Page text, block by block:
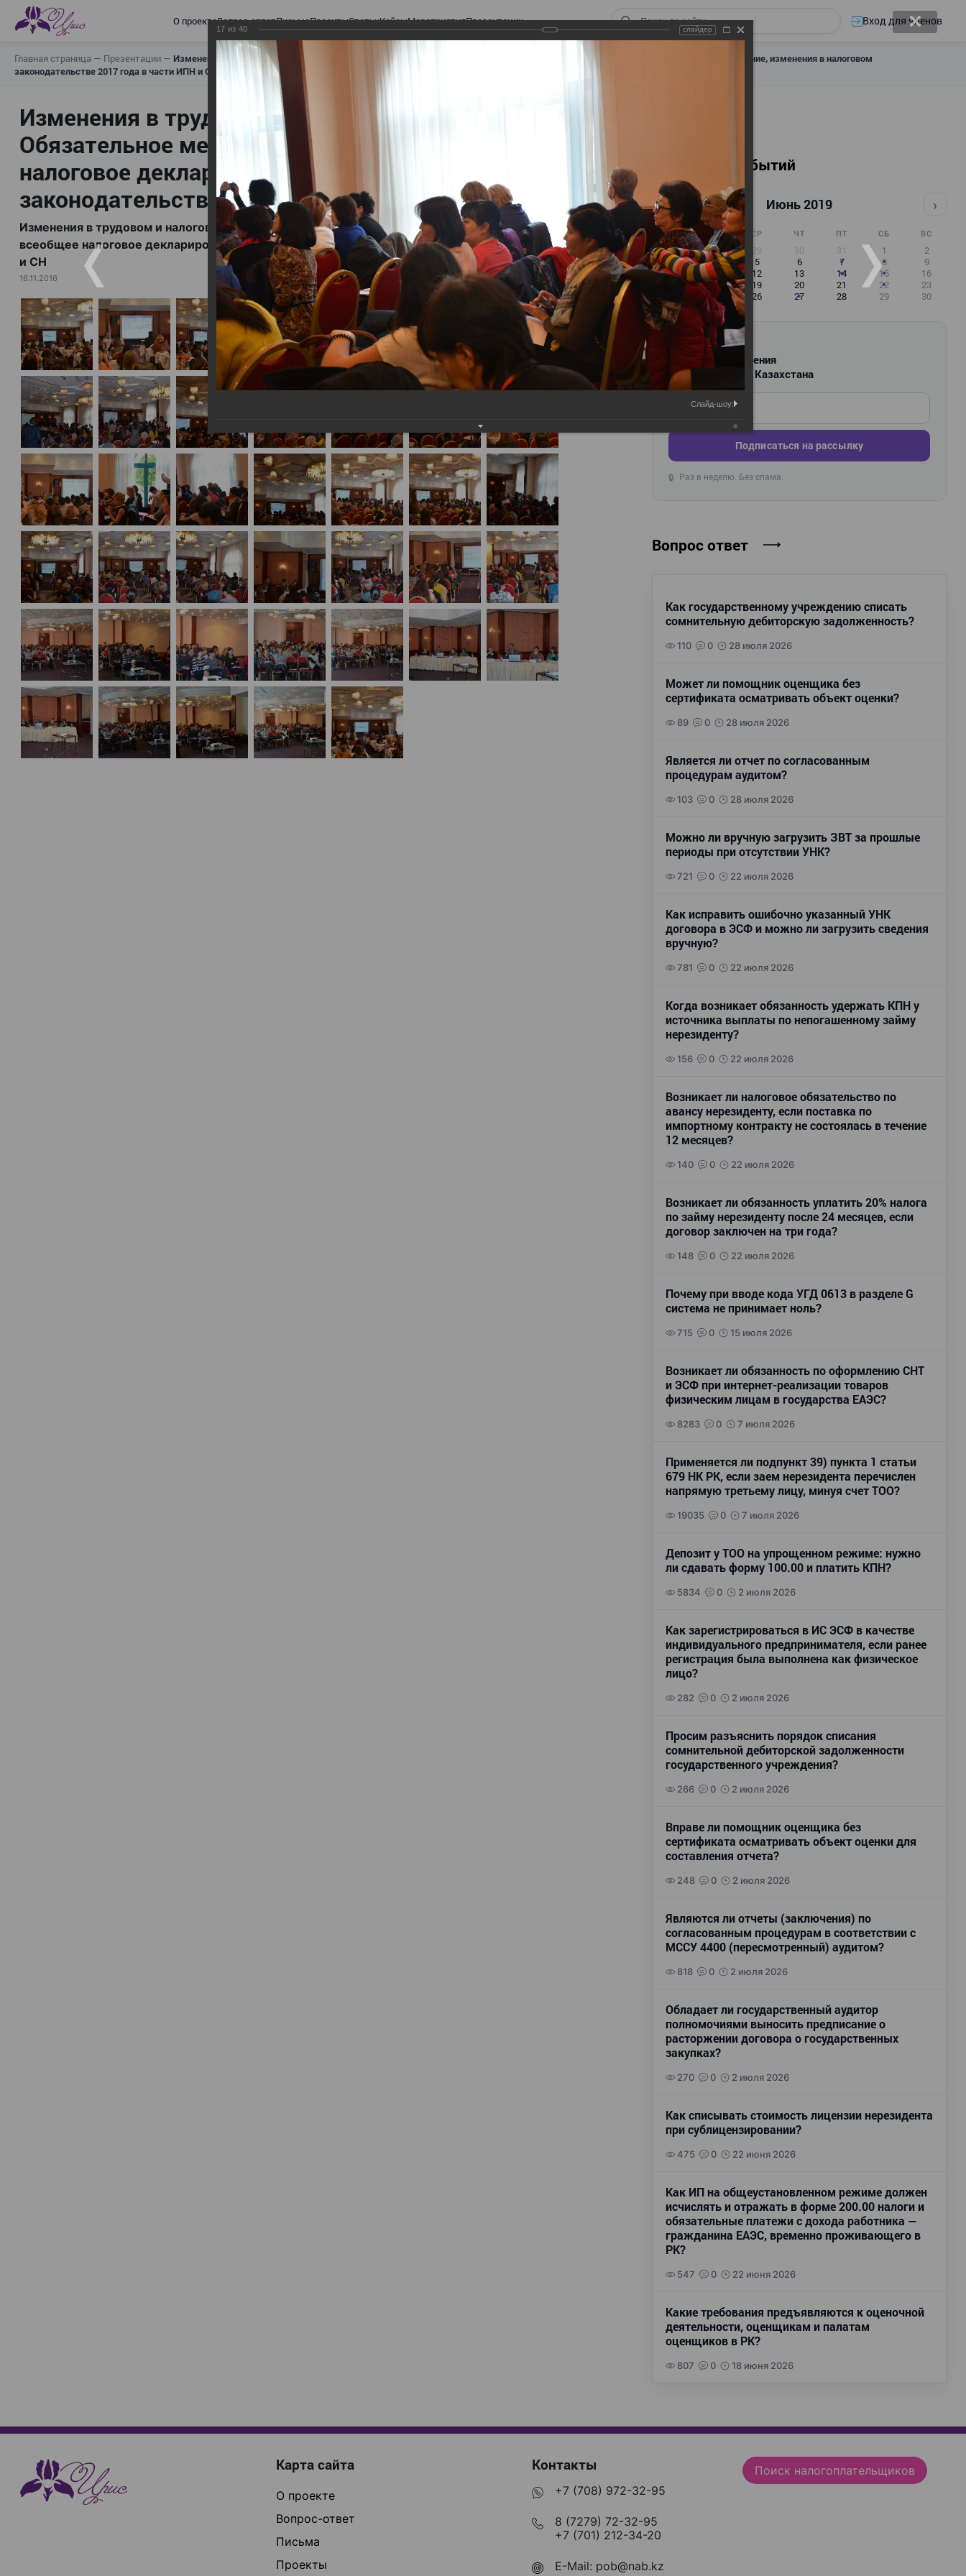
О проектеВопрос-ответПисьмаПроектыСтатьиКейсыМероприятияПрезентации Вход для членов
Главная страница — Презентации — Изменения в трудовом и налоговом законодательстве: Обязательное медицинское страхование, всеобщее налоговое декларирование, изменения в налоговом
законодательстве 2017 года в части ИПН и СН
Изменения в трудовом и налоговом законодательстве:
Обязательное медицинское страхование, всеобщее
налоговое декларирование, изменения в налоговом
законодательстве 2017 года в части ИПН и СН
Изменения в трудовом и налоговом законодательстве: Обязательное медицинское страхование,
всеобщее налоговое декларирование, изменения в налоговом законодательстве 2017 года в части ИПН
и СН
16.11.2016
Календарь событий
‹ Июнь 2019 ›
ПН ВТ СР ЧТ ПТ СБ ВС
27 28 29 30 31 1
2
3
4 5 6 7 8
9
10
11 12 13 14 15
16
18 19 20 21 22
23
25 26 27 28 29 30
РАССЫЛКА
Новости и изменения
для бухгалтеров Казахстана
Введите ваш e-mail
Подписаться на рассылку
🔒 Раз в неделю. Без спама.
Вопрос ответ
Как государственному учреждению списать
сомнительную дебиторскую задолженность?
110 0 28 июля 2026
Может ли помощник оценщика без
сертификата осматривать объект оценки?
89 0 28 июля 2026
Является ли отчет по согласованным
процедурам аудитом?
103 0 28 июля 2026
Можно ли вручную загрузить ЗВТ за прошлые
периоды при отсутствии УНК?
721 0 22 июля 2026
Как исправить ошибочно указанный УНК
договора в ЭСФ и можно ли загрузить сведения
вручную?
781 0 22 июля 2026
Когда возникает обязанность удержать КПН у
источника выплаты по непогашенному займу
нерезиденту?
156 0 22 июля 2026
Возникает ли налоговое обязательство по
авансу нерезиденту, если поставка по
импортному контракту не состоялась в течение
12 месяцев?
140 0 22 июля 2026
Возникает ли обязанность уплатить 20% налога
по займу нерезиденту после 24 месяцев, если
договор заключен на три года?
148 0 22 июля 2026
Почему при вводе кода УГД 0613 в разделе G
система не принимает ноль?
715 0 15 июля 2026
Возникает ли обязанность по оформлению СНТ
и ЭСФ при интернет-реализации товаров
физическим лицам в государства ЕАЭС?
8283 0 7 июля 2026
Применяется ли подпункт 39) пункта 1 статьи
679 НК РК, если заем нерезидента перечислен
напрямую третьему лицу, минуя счет ТОО?
19035 0 7 июля 2026
Депозит у ТОО на упрощенном режиме: нужно
ли сдавать форму 100.00 и платить КПН?
5834 0 2 июля 2026
Как зарегистрироваться в ИС ЭСФ в качестве
индивидуального предпринимателя, если ранее
регистрация была выполнена как физическое
лицо?
282 0 2 июля 2026
Просим разъяснить порядок списания
сомнительной дебиторской задолженности
государственного учреждения?
266 0 2 июля 2026
Вправе ли помощник оценщика без
сертификата осматривать объект оценки для
составления отчета?
248 0 2 июля 2026
Являются ли отчеты (заключения) по
согласованным процедурам в соответствии с
МССУ 4400 (пересмотренный) аудитом?
818 0 2 июля 2026
Обладает ли государственный аудитор
полномочиями выносить предписание о
расторжении договора о государственных
закупках?
270 0 2 июля 2026
Как списывать стоимость лицензии нерезидента
при сублицензировании?
475 0 22 июня 2026
Как ИП на общеустановленном режиме должен
исчислять и отражать в форме 200.00 налоги и
обязательные платежи с дохода работника —
гражданина ЕАЭС, временно проживающего в
РК?
547 0 22 июня 2026
Какие требования предъявляются к оценочной
деятельности, оценщикам и палатам
оценщиков в РК?
807 0 18 июня 2026
Карта сайта
О проекте
Вопрос-ответ
Письма
Проекты
Контакты
+7 (708) 972-32-95
8 (7279) 72-32-95
+7 (701) 212-34-20
E-Mail: pob@nab.kz
Поиск налогоплательщиков
17 из 40 слайдер
Слайд-шоу: